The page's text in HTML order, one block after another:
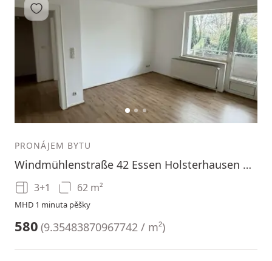
12 3
Přidat do oblíbených
PRONÁJEM BYTU
Windmühlenstraße 42 Essen Holsterhausen Nordrhein-Westfalen 45147
3+1 62 m²
MHD 1 minuta pěšky
580 (9.35483870967742 / m²)